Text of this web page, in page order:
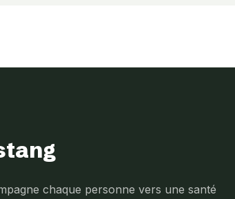
chaque personne vers une santé